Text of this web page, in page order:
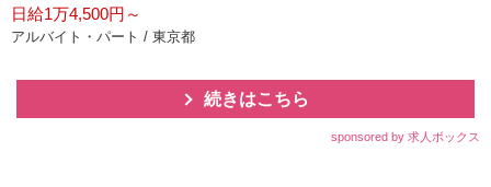
日給1万4,500円～
アルバイト・パート / 東京都
続きはこちら
sponsored by 求人ボックス